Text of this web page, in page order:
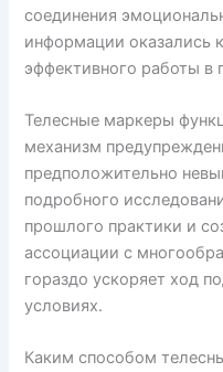
соединения
информации оказались
эффективного работы в
Телесные маркеры
механизм
предположительно
подробного
прошлого практики и
ассоциации с
гораздо ускоряет ход
условиях.
Каким способом